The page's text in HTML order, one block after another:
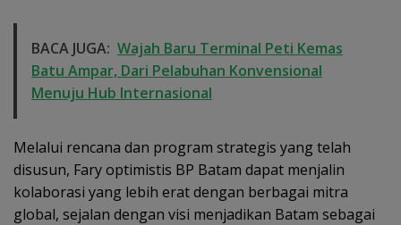
BACA JUGA: Wajah Baru Terminal Peti Kemas
Batu Ampar, Dari Pelabuhan Konvensional
Menuju Hub Internasional
Melalui rencana dan program strategis yang telah
disusun, Fary optimistis BP Batam dapat menjalin
kolaborasi yang lebih erat dengan berbagai mitra
global, sejalan dengan visi menjadikan Batam sebagai